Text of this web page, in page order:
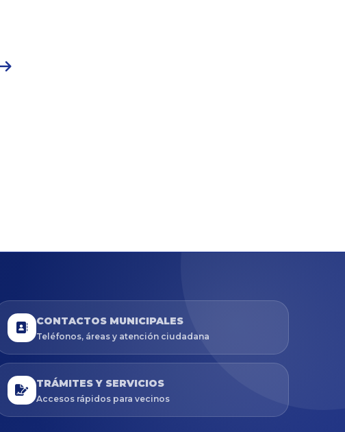
CONTACTOS MUNICIPALES
Teléfonos, áreas y atención ciudadana
TRÁMITES Y SERVICIOS
Accesos rápidos para vecinos